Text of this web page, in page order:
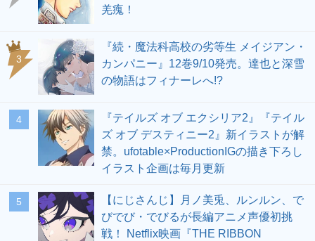
羌瘣！
3
『続・魔法科高校の劣等生 メイジアン・
カンパニー』12巻9/10発売。達也と深雪
の物語はフィナーレへ!?
4
『テイルズ オブ エクシリア2』『テイル
ズ オブ デスティニー2』新イラストが解
禁。ufotable×ProductionIGの描き下ろし
イラスト企画は毎月更新
5
【にじさんじ】月ノ美兎、ルンルン、で
びでび・でびるが長編アニメ声優初挑
戦！ Netflix映画『THE RIBBON